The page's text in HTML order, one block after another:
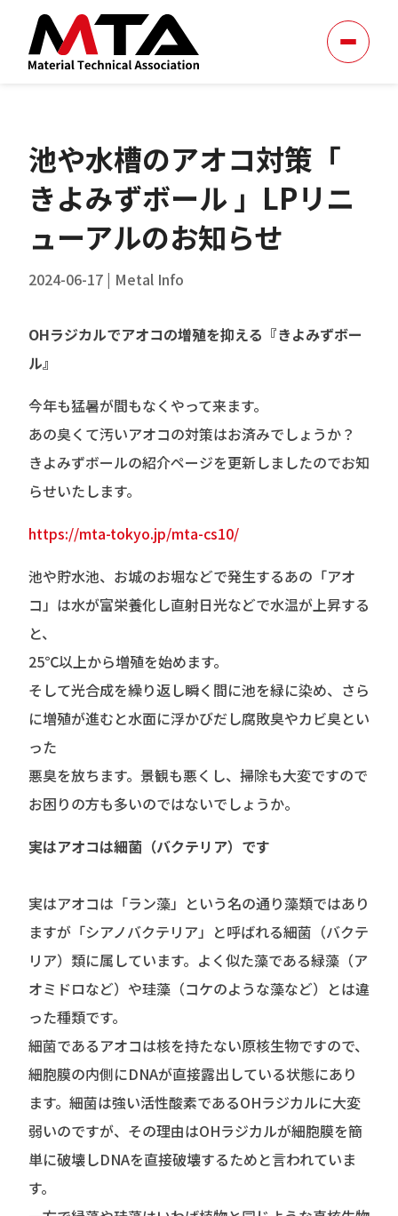
池や水槽のアオコ対策「
きよみずボール 」LPリニ
ューアルのお知らせ
2024-06-17 | Metal Info
OHラジカルでアオコの増殖を抑える『きよみずボー
ル』
今年も猛暑が間もなくやって来ます。
あの臭くて汚いアオコの対策はお済みでしょうか？
きよみずボールの紹介ページを更新しましたのでお知
らせいたします。
https://mta-tokyo.jp/mta-cs10/
池や貯水池、お城のお堀などで発生するあの「アオ
コ」 は水が富栄養化し直射日光などで水温が上昇する
と、
25℃以上から増殖を始めます。
そして光合成を繰り返し瞬く間に池を緑に染め、さら
に増殖が進むと水面に浮かびだし腐敗臭やカビ臭とい
った
悪臭を放ちます。 景観も悪くし、掃除も大変ですので
お困りの方も多いのではないでしょうか。
実はアオコは細菌（バクテリア）です
実はアオコは「ラン藻」という名の通り藻類ではあり
ますが「シアノバクテリア」と呼ばれる細菌（バクテ
リア）類に属しています。よく似た藻である緑藻（ア
オミドロなど）や珪藻（コケのような藻など）とは違
った種類です。
細菌であるアオコは核を持たない原核生物ですので、
細胞膜の内側にDNAが直接露出している状態にあり
ます。細菌は強い活性酸素であるOHラジカルに大変
弱いのですが、その理由はOHラジカルが細胞膜を簡
単に破壊しDNAを直接破壊するためと言われていま
す。